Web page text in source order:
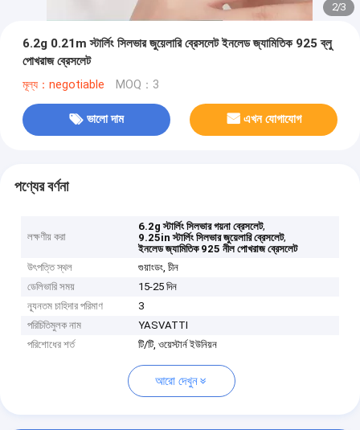
2/3
6.2g 0.21m স্টার্লিং সিলভার জুয়েলারি ব্রেসলেট ইনলেড জ্যামিতিক 925 ব্লু
পোখরাজ ব্রেসলেট
মূল্য：negotiable MOQ：3
ভালো দাম এখন যোগাযোগ
পণ্যের বর্ণনা
লক্ষণীয় করা
6.2g স্টার্লিং সিলভার গয়না ব্রেসলেট,
9.25in স্টার্লিং সিলভার জুয়েলারি ব্রেসলেট,
ইনলেড জ্যামিতিক 925 নীল পোখরাজ ব্রেসলেট
উৎপত্তি স্থল
গুয়াংডং, চীন
ডেলিভারি সময়
15-25 দিন
ন্যূনতম চাহিদার পরিমাণ
3
পরিচিতিমুলক নাম
YASVATTI
পরিশোধের শর্ত
টি/টি, ওয়েস্টার্ন ইউনিয়ন
আরো দেখুন